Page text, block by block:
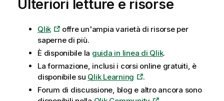
Ulteriori letture e risorse
Qlik
offre un'ampia varietà di risorse per
saperne di più.
È disponibile la guida in linea di Qlik.
La formazione, inclusi i corsi online gratuiti, è
disponibile su Qlik Learning
.
Forum di discussione, blog e altro ancora sono